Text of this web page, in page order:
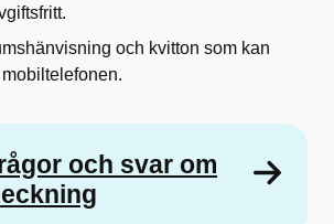
och kvitton som kan
och svar om